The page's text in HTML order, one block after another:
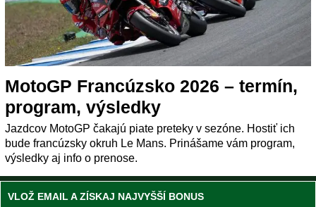
MotoGP Francúzsko 2026 – termín,
program, výsledky
Jazdcov MotoGP čakajú piate preteky v sezóne. Hostiť ich
bude francúzsky okruh Le Mans. Prinášame vám program,
výsledky aj info o prenose.
VLOŽ EMAIL A ZÍSKAJ NAJVYŠŠÍ BONUS